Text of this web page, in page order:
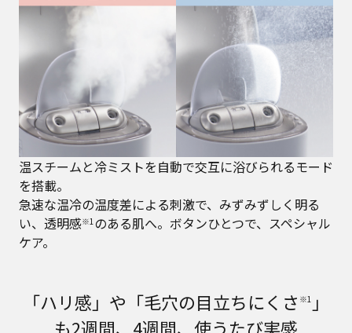
温スチームと冷ミストを自動で交互に浴びられるモード
を搭載。
急速な温冷の温度差による刺激で、みずみずしく明る
い、透明感※1のある肌へ。ボタンひとつで、スペシャル
ケア。
「ハリ感」や「毛穴の目立ちにくさ ※1 」
も2週間、4週間、使うたび実感